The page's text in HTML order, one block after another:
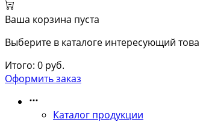
Ваша корзина пуста
Выберите в каталоге интересующий
Итого: 0 руб.
Оформить заказ
Каталог продукции